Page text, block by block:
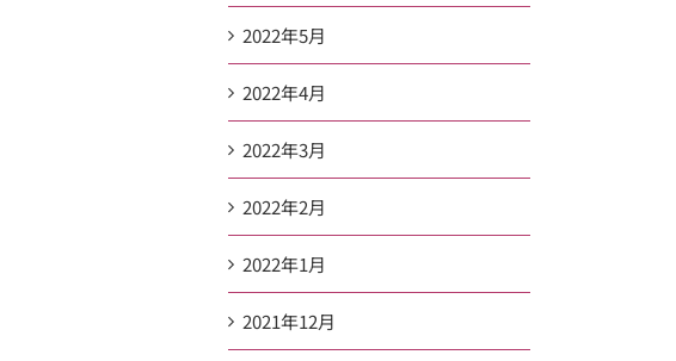
2022年5月
2022年4月
2022年3月
2022年2月
2022年1月
2021年12月